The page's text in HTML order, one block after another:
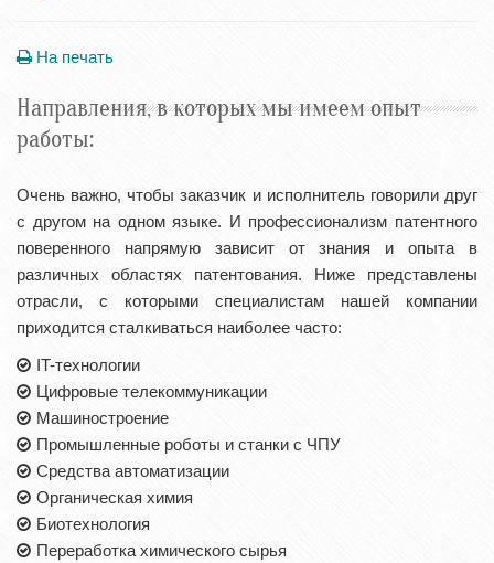
На печать
Направления, в которых мы имеем опыт
работы:
Очень важно, чтобы заказчик и исполнитель говорили друг
с другом на одном языке. И профессионализм патентного
поверенного напрямую зависит от знания и опыта в
различных областях патентования. Ниже представлены
отрасли, с которыми специалистам нашей компании
приходится сталкиваться наиболее часто:
IT-технологии
Цифровые телекоммуникации
Машиностроение
Промышленные роботы и станки с ЧПУ
Средства автоматизации
Органическая химия
Биотехнология
Переработка химического сырья